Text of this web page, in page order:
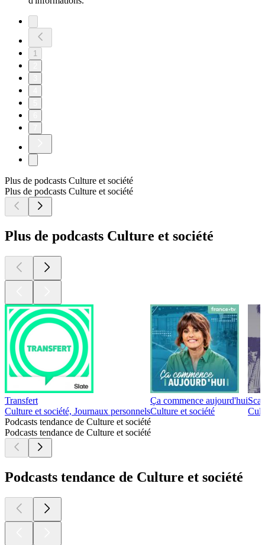
1
Plus de podcasts Culture et société
Plus de podcasts Culture et société
Plus de podcasts Culture et société
Transfert
Culture et société, Journaux personnels
Ça commence aujourd'hui
Culture et société
Podcasts tendance de Culture et société
Podcasts tendance de Culture et société
Podcasts tendance de Culture et société